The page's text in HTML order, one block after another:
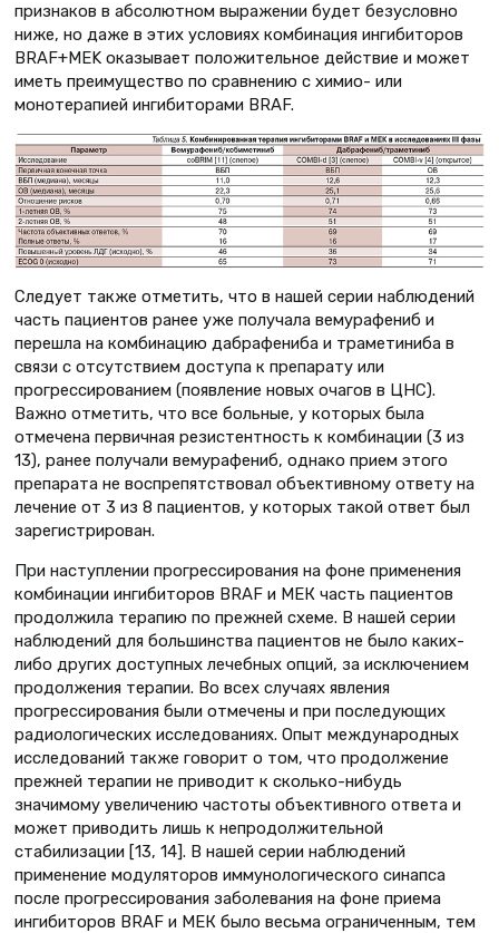
признаков в абсолютном выражении будет безусловно
ниже, но даже в этих условиях комбинация ингибиторов
BRAF+MEK оказывает положительное действие и может
иметь преимущество по сравнению с химио- или
монотерапией ингибиторами BRAF.
Следует также отметить, что в нашей серии наблюдений
часть пациентов ранее уже получала вемурафениб и
перешла на комбинацию дабрафениба и траметиниба в
связи с отсутствием доступа к препарату или
прогрессированием (появление новых очагов в ЦНС).
Важно отметить, что все больные, у которых была
отмечена первичная резистентность к комбинации (3 из
13), ранее получали вемурафениб, однако прием этого
препарата не воспрепятствовал объективному ответу на
лечение от 3 из 8 пациентов, у которых такой ответ был
зарегистрирован.
При наступлении прогрессирования на фоне применения
комбинации ингибиторов BRAF и МЕК часть пациентов
продолжила терапию по прежней схеме. В нашей серии
наблюдений для большинства пациентов не было каких-
либо других доступных лечебных опций, за исключением
продолжения терапии. Во всех случаях явления
прогрессирования были отмечены и при последующих
радиологических исследованиях. Опыт международных
исследований также говорит о том, что продолжение
прежней терапии не приводит к сколько-нибудь
значимому увеличению частоты объективного ответа и
может приводить лишь к непродолжительной
стабилизации [13, 14]. В нашей серии наблюдений
применение модуляторов иммунологического синапса
после прогрессирования заболевания на фоне приема
ингибиторов BRAF и МЕК было весьма ограниченным, тем